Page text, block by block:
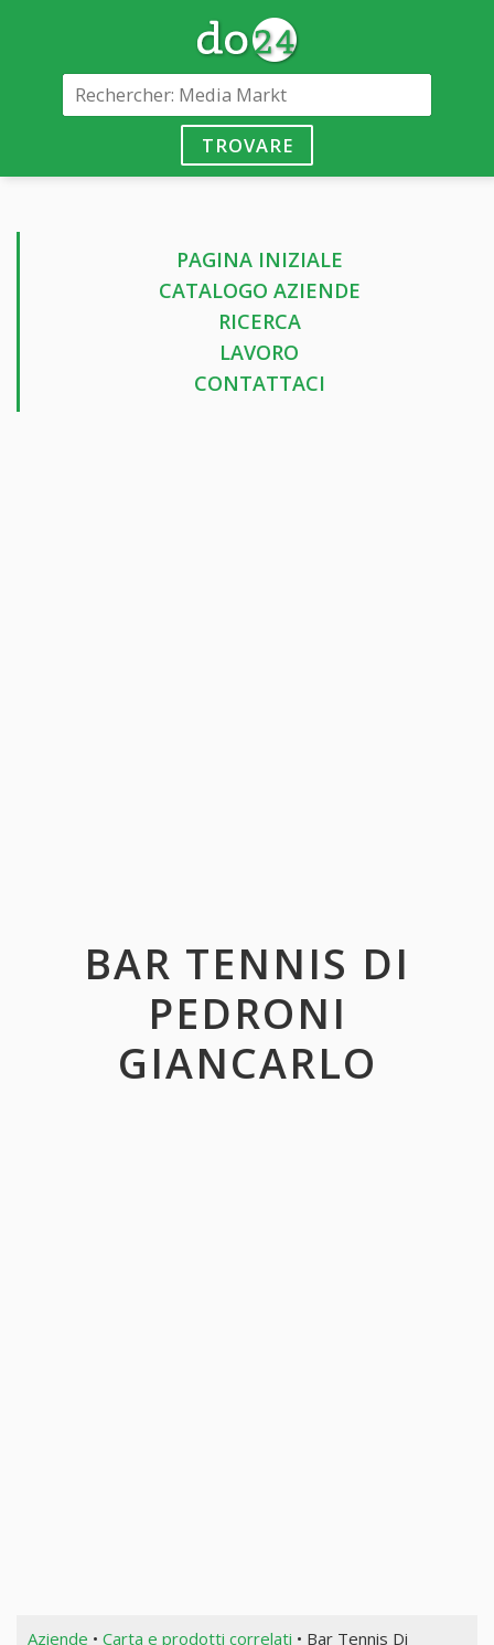
TROVARE
PAGINA INIZIALE
CATALOGO AZIENDE
RICERCA
LAVORO
CONTATTACI
BAR TENNIS DI
PEDRONI
GIANCARLO
Aziende • Carta e prodotti correlati • Bar Tennis Di